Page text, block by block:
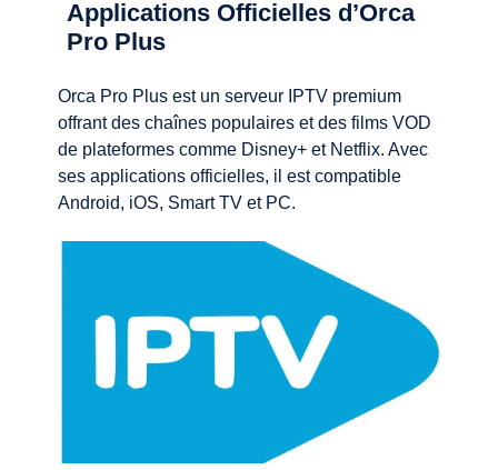
Applications Officielles d’Orca
Pro Plus
Orca Pro Plus est un serveur IPTV premium
offrant des chaînes populaires et des films VOD
de plateformes comme Disney+ et Netflix. Avec
ses applications officielles, il est compatible
Android, iOS, Smart TV et PC.